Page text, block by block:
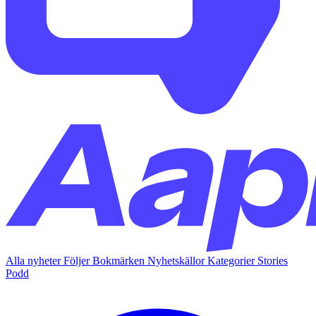
Alla nyheterFöljerBokmärken NyhetskällorKategorier Stories
Podd